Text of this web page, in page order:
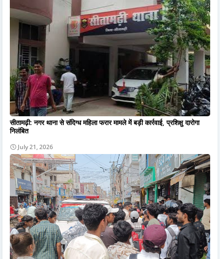
सीतामढ़ी: नगर थाना से संदिग्ध महिला फरार मामले में बड़ी कार्रवाई, प्रशिक्षु दारोगा
निलंबित
July 21, 2026